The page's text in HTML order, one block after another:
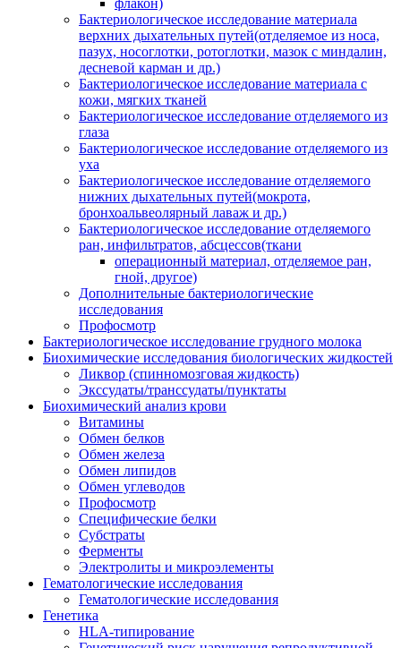
Бактериологическое исследование материала
верхних дыхательных путей(отделяемое из носа,
пазух, носоглотки, ротоглотки, мазок с миндалин,
десневой карман и др.)
Бактериологическое исследование материала с
кожи, мягких тканей
Бактериологическое исследование отделяемого из
глаза
Бактериологическое исследование отделяемого из
уха
Бактериологическое исследование отделяемого
нижних дыхательных путей(мокрота,
бронхоальвеолярный лаваж и др.)
Бактериологическое исследование отделяемого
ран, инфильтратов, абсцессов(ткани
операционный материал, отделяемое ран,
гной, другое)
Дополнительные бактериологические
исследования
Профосмотр
Бактериологическое исследование грудного молока
Биохимические исследования биологических жидкостей
Ликвор (спинномозговая жидкость)
Экссудаты/транссудаты/пунктаты
Биохимический анализ крови
Витамины
Обмен белков
Обмен железа
Обмен липидов
Обмен углеводов
Профосмотр
Специфические белки
Субстраты
Ферменты
Электролиты и микроэлементы
Гематологические исследования
Гематологические исследования
Генетика
HLA-типирование